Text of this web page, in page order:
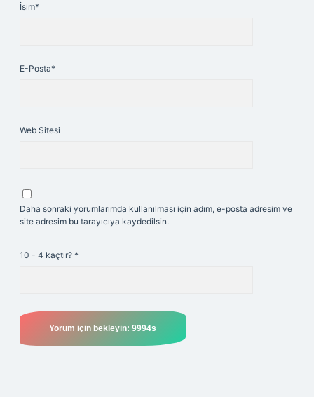
İsim*
E-Posta*
Web Sitesi
Daha sonraki yorumlarımda kullanılması için adım, e-posta adresim ve
site adresim bu tarayıcıya kaydedilsin.
10 - 4 kaçtır? *